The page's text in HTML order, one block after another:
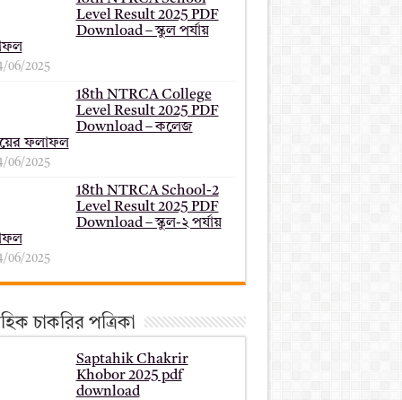
Level Result 2025 PDF
Download – স্কুল পর্যায়
06/2025
18th NTRCA College
Level Result 2025 PDF
Download – কলেজ
ফলাফল
06/2025
18th NTRCA School-2
Level Result 2025 PDF
Download – স্কুল-২ পর্যায়
06/2025
চাকরির পত্রিকা
Saptahik Chakrir
Khobor 2025 pdf
download